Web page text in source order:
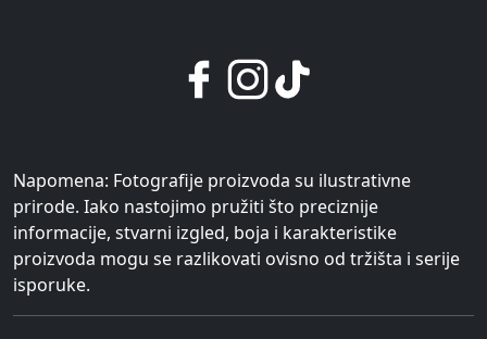
Napomena: Fotografije proizvoda su ilustrativne
prirode. Iako nastojimo pružiti što preciznije
informacije, stvarni izgled, boja i karakteristike
proizvoda mogu se razlikovati ovisno od tržišta i serije
isporuke.